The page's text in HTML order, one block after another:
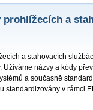
a
a stahovacích
názvy a kódy
a současně
standardizovány v rámci